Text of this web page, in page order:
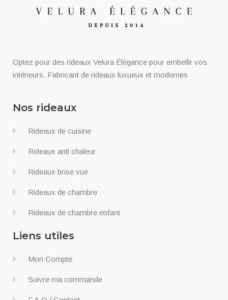
Optez pour des rideaux Velura Élégance pour embellir vos
intérieurs. Fabricant de rideaux luxueux et modernes
Nos rideaux
Rideaux de cuisine
Rideaux anti chaleur
Rideaux brise vue
Rideaux de chambre
Rideaux de chambre enfant
Liens utiles
Mon Compte
Suivre ma commande